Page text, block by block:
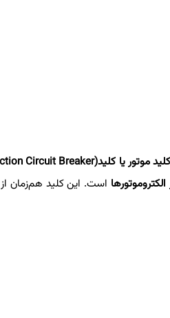
کلید موتور یا کلیدCircuit Breaker)
است. این کلید هم‌زمان از